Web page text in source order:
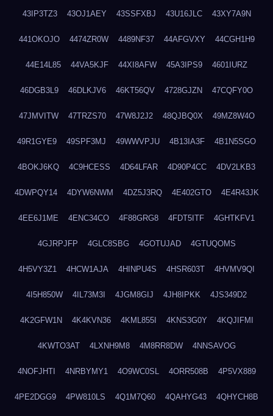
43IP3TZ3 43OJ1AEY 43SSFXBJ 43U16JLC 43XY7A9N
441OKOJO 4474ZR0W 4489NF37 44AFGVXY 44CGH1H9
44E14L85 44VA5KJF 44XI8AFW 45A3IPS9 4601IURZ
46DGB3L9 46DLKJV6 46KT56QV 4728GJZN 47CQFY0O
47JMVITW 47TRZS70 47W8J2J2 48QJBQ0X 49MZ8W4O
49R1GYE9 49SPF3MJ 49WWVPJU 4B13IA3F 4B1N5SGO
4BOKJ6KQ 4C9HCESS 4D64LFAR 4D90P4CC 4DV2LKB3
4DWPQY14 4DYW6NWM 4DZ5J3RQ 4E402GTO 4E4R43JK
4EE6J1ME 4ENC34CO 4F88GRG8 4FDT5ITF 4GHTKFV1
4GJRPJFP 4GLC8SBG 4GOTUJAD 4GTUQOMS
4H5VY3Z1 4HCW1AJA 4HINPU4S 4HSR603T 4HVMV9QI
4I5H850W 4IL73M3I 4JGM8GIJ 4JH8IPKK 4JS349D2
4K2GFW1N 4K4KVN36 4KML855I 4KNS3G0Y 4KQJIFMI
4KWTO3AT 4LXNH9M8 4M8RR8DW 4NNSAVOG
4NOFJHTI 4NRBYMY1 4O9WC0SL 4ORR508B 4P5VX889
4PE2DGG9 4PW810LS 4Q1M7Q60 4QAHYG43 4QHYCH8B